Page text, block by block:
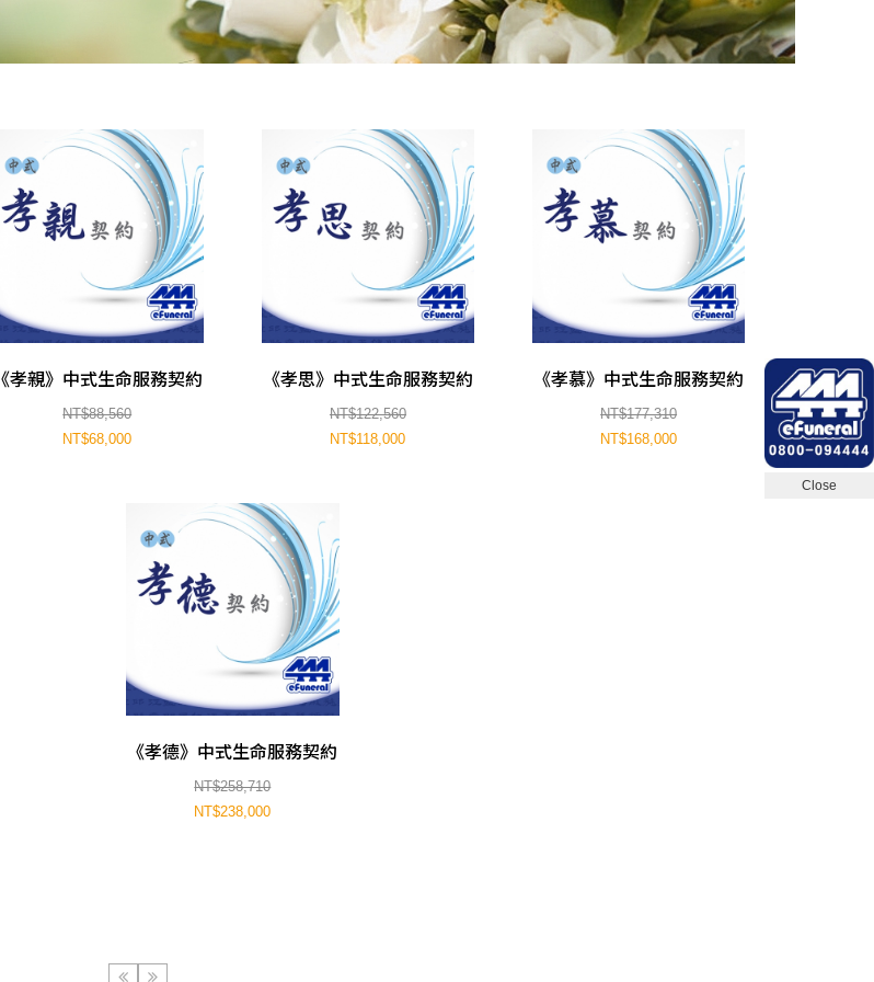
《孝親》中式生命服務契約
NT$88,560
NT$68,000
《孝思》中式生命服務契約
NT$122,560
NT$118,000
《孝慕》中式生命服務契約
NT$177,310
NT$168,000
《孝德》中式生命服務契約
NT$258,710
NT$238,000
Close